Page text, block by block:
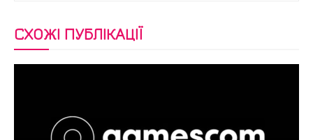
СХОЖІ ПУБЛІКАЦІЇ